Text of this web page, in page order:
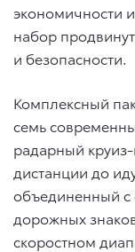
экономичности
набор
и безопасности.
Комплексный
семь
радарный
дистанции до
объединенный с
дорожных
скоростном